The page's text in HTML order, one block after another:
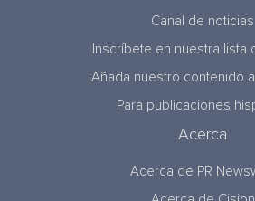
Canal de noticias
Inscríbete en nuestra lista
¡Añada nuestro contenido
Para publicaciones
Acerca
Acerca de PR